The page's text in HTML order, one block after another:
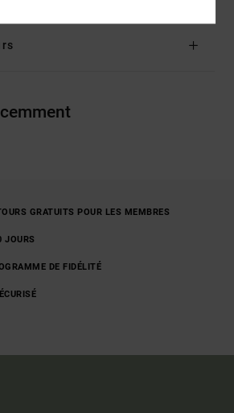
GRATUITS POUR LES MEMBRES
JOURS
DE FIDÉLITÉ